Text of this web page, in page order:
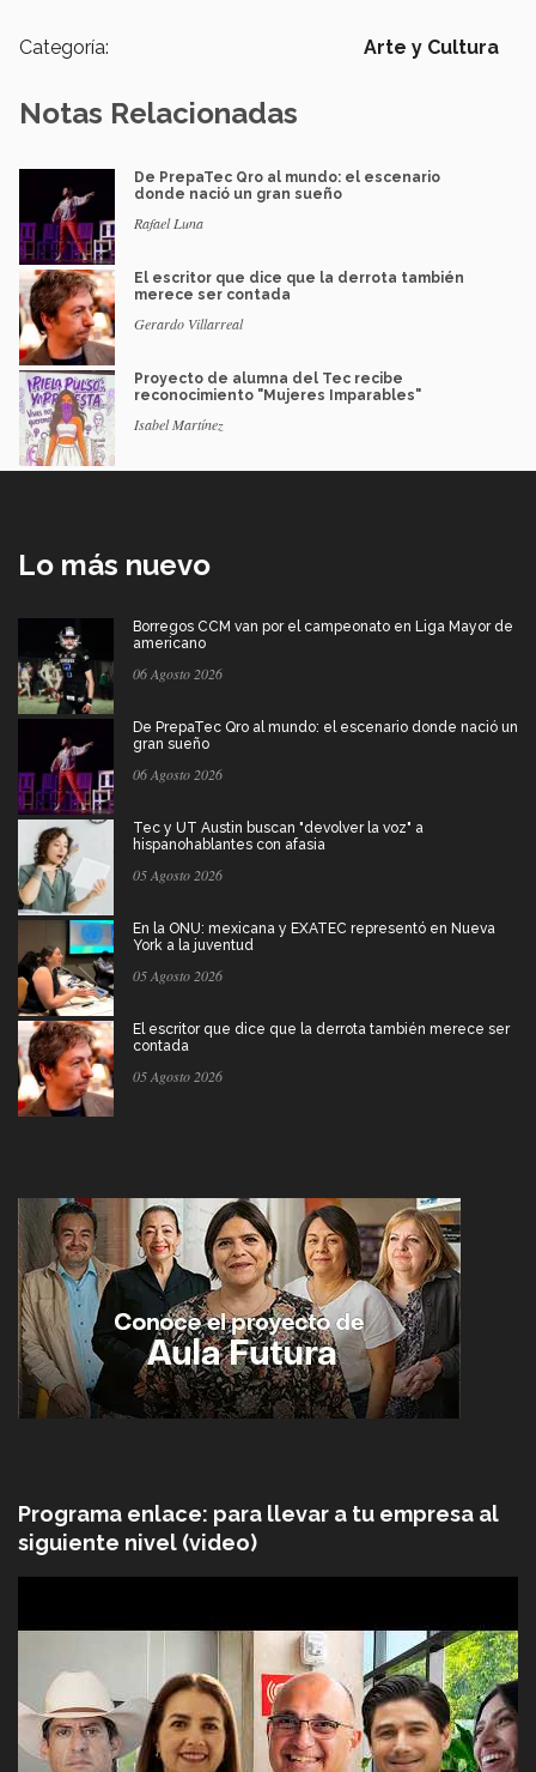
Categoría: Arte y Cultura
Notas Relacionadas
De PrepaTec Qro al mundo: el escenario
donde nació un gran sueño
Rafael Luna
El escritor que dice que la derrota también
merece ser contada
Gerardo Villarreal
Proyecto de alumna del Tec recibe
reconocimiento "Mujeres Imparables"
Isabel Martínez
Lo más nuevo
Borregos CCM van por el campeonato en Liga Mayor de
americano
06 Agosto 2026
De PrepaTec Qro al mundo: el escenario donde nació un
gran sueño
06 Agosto 2026
Tec y UT Austin buscan "devolver la voz" a
hispanohablantes con afasia
05 Agosto 2026
En la ONU: mexicana y EXATEC representó en Nueva
York a la juventud
05 Agosto 2026
El escritor que dice que la derrota también merece ser
contada
05 Agosto 2026
Programa enlace: para llevar a tu empresa al
siguiente nivel (video)